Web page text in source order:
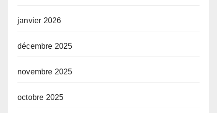
janvier 2026
décembre 2025
novembre 2025
octobre 2025